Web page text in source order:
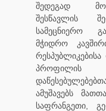
შედეგად
შესწავლის
სამეცნიერო
მჭიდრო
რესპუბლიკებისა
ამუშავებს
საფრანგეთი,